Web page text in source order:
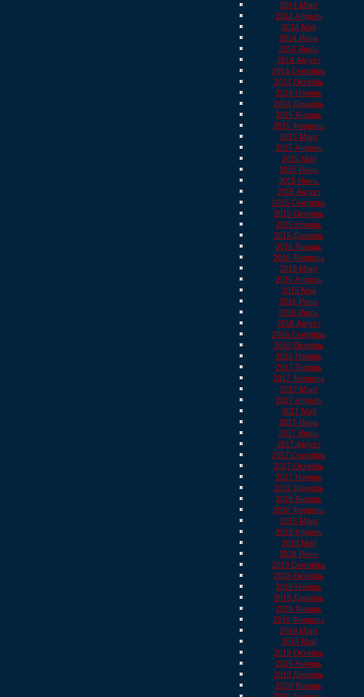
2014 Март
2014 Апрель
2014 Май
2014 Июнь
2014 Июль
2014 Август
2014 Сентябрь
2014 Октябрь
2014 Ноябрь
2014 Декабрь
2015 Январь
2015 Февраль
2015 Март
2015 Апрель
2015 Май
2015 Июнь
2015 Июль
2015 Август
2015 Сентябрь
2015 Октябрь
2015 Ноябрь
2015 Декабрь
2016 Январь
2016 Февраль
2016 Март
2016 Апрель
2016 Май
2016 Июнь
2016 Июль
2016 Август
2016 Сентябрь
2016 Октябрь
2016 Ноябрь
2017 Январь
2017 Февраль
2017 Март
2017 Апрель
2017 Май
2017 Июнь
2017 Июль
2017 Август
2017 Сентябрь
2017 Октябрь
2017 Ноябрь
2017 Декабрь
2018 Январь
2018 Февраль
2018 Март
2018 Апрель
2018 Май
2018 Июнь
2018 Сентябрь
2018 Октябрь
2018 Ноябрь
2018 Декабрь
2019 Январь
2019 Февраль
2019 Март
2019 Май
2019 Октябрь
2019 Ноябрь
2019 Декабрь
2020 Январь